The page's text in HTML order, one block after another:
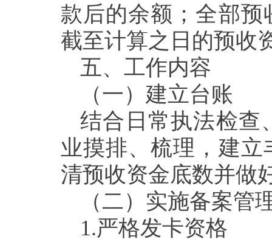
款后的余额；全部
截至计算之日的预收
五、 工作内容
（一） 建立台账
结合日常执法检查
业摸排、梳理，建立
清预收资金底数并做
（二）实施备案管
1.严格发卡资格